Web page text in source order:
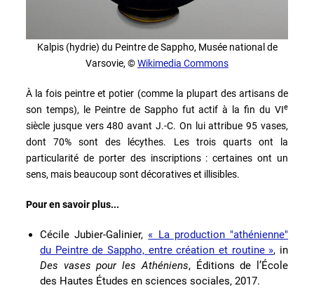
Kalpis (hydrie) du Peintre de Sappho, Musée national de
Varsovie, ©Wikimedia Commons
À la fois peintre et potier (comme la plupart des artisans de
son temps), le Peintre de Sappho fut actif à la fin du VIe
siècle jusque vers 480 avant J.-C. On lui attribue 95 vases,
dont 70% sont des lécythes. Les trois quarts ont la
particularité de porter des inscriptions : certaines ont un
sens, mais beaucoup sont décoratives et illisibles.
Pour en savoir plus...
Cécile Jubier-Galinier, « La production "athénienne"
du Peintre de Sappho, entre création et routine », in
Des vases pour les Athéniens, Éditions de l’École
des Hautes Études en sciences sociales, 2017.